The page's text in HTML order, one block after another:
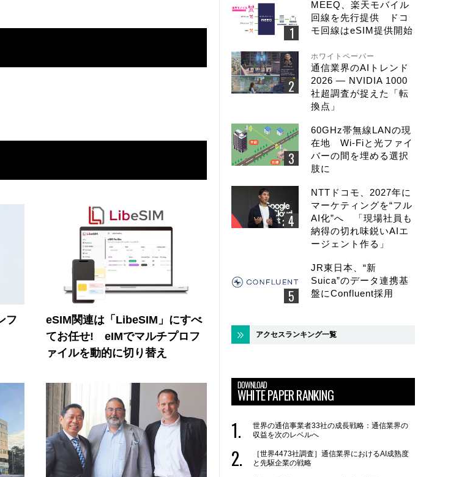
フ
eSIM関連は「LibeSIM」にすべ
てお任せ! eIMでマルチプロフ
ァイルを動的に切り替え
MEEQ、楽天モバイル
回線を先行提供 ドコ
モ回線はeSIM提供開始
ホワイトペーパー
通信業界のAIトレンド
2026 ― NVIDIA 1000
社超調査が捉えた「転
換点」
60GHz帯無線LANの現
在地 Wi-Fiと光ファイ
バーの間を埋める選択
肢に
NTTドコモ、2027年に
マーケティングを“フル
AI化”へ 「現場社員も
納得の切れ味鋭いAIエ
ージェント作る」
JR東日本、“新
Suica”のデータ連携基
盤にConfluent採用
アクセスランキング一覧
DOWNLOAD
WHITE PAPER RANKING
世界の通信事業者33社の成長戦略：通信業界の
収益を次のレベルへ
［世界4473社調査］通信業界におけるAI成熟度
と先駆企業の戦略